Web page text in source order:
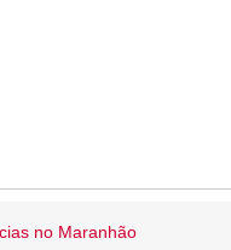
no Maranhão